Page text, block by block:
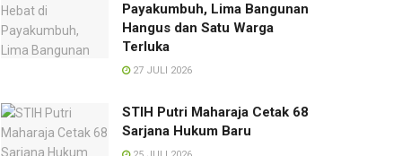
Payakumbuh, Lima Bangunan
Hangus dan Satu Warga
Terluka
27 JULI 2026
STIH Putri Maharaja Cetak 68
Sarjana Hukum Baru